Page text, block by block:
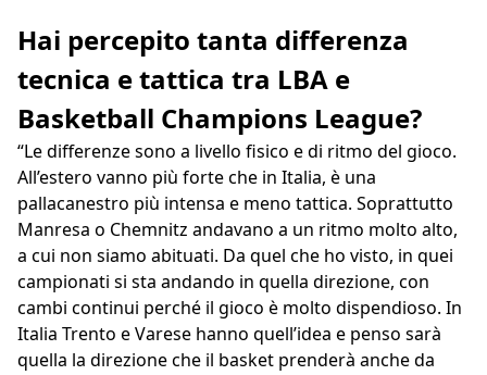
Hai percepito tanta differenza
tecnica e tattica tra LBA e
Basketball Champions League?
“Le differenze sono a livello fisico e di ritmo del gioco.
All’estero vanno più forte che in Italia, è una
pallacanestro più intensa e meno tattica. Soprattutto
Manresa o Chemnitz andavano a un ritmo molto alto,
a cui non siamo abituati. Da quel che ho visto, in quei
campionati si sta andando in quella direzione, con
cambi continui perché il gioco è molto dispendioso. In
Italia Trento e Varese hanno quell’idea e penso sarà
quella la direzione che il basket prenderà anche da